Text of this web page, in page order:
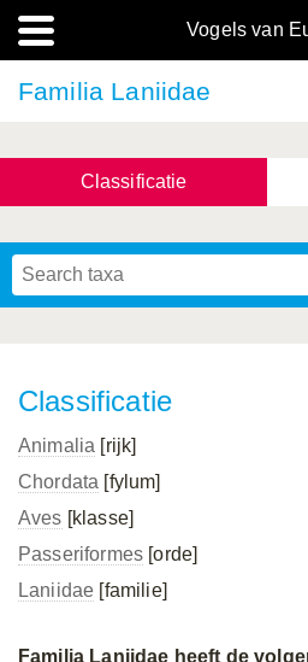
Vogels van
Familia Laniidae
Classificatie
Classificatie
Animalia [rijk]
Chordata [fylum]
Aves [klasse]
Passeriformes [orde]
Laniidae [familie]
Familia Laniidae heeft de